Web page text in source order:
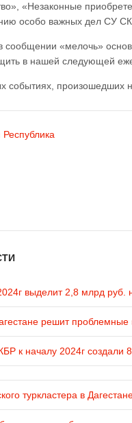
«Незаконные
особо важных дел СУ
сообщении «мелочь»
в нашей следующей
событиях, произошедших
выделит 2,8 млрд руб.
решит
к началу 2024г создали
туркластера в